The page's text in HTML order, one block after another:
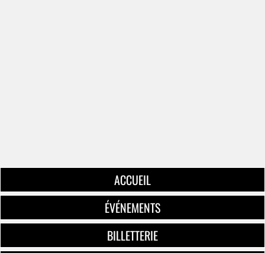
ACCUEIL
ÉVÉNEMENTS
BILLETTERIE